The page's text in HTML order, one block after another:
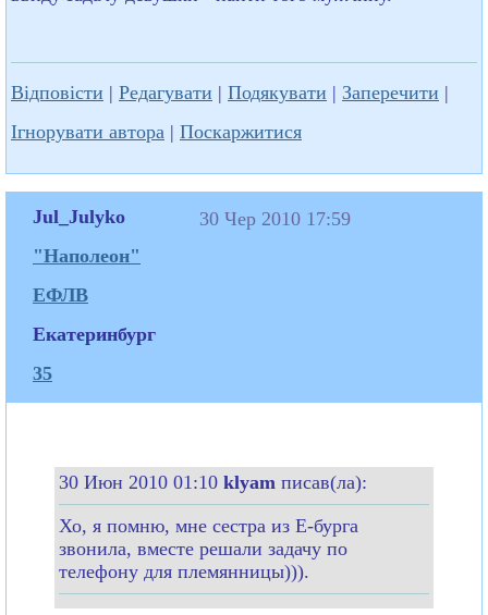
Відповісти | Редагувати | Подякувати | Заперечити |
Ігнорувати автора | Поскаржитися
Jul_Julyko
"Наполеон"
ЕФЛВ
Екатеринбург
35
30 Чер 2010 17:59
30 Июн 2010 01:10 klyam писав(ла):
Хо, я помню, мне сестра из Е-бурга
звонила, вместе решали задачу по
телефону для племянницы))).